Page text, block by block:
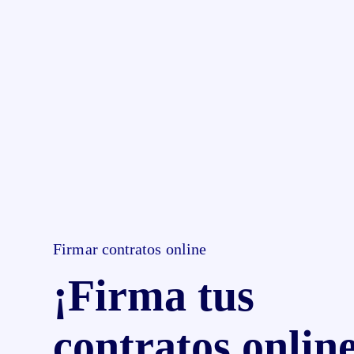
Firmar contratos online
¡Firma tus